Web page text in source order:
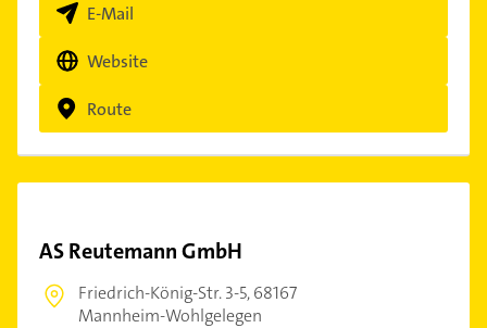
E-Mail
Website
Route
AS Reutemann GmbH
Friedrich-König-Str. 3-5,68167
Mannheim-Wohlgelegen